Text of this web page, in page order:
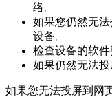
络。
如果您仍然无
设备。
检查设备的软件
如果仍然无法投
如果您无法投屏到网